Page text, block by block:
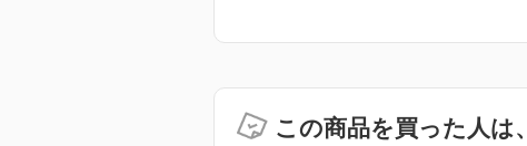
この商品を買った人は